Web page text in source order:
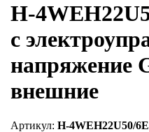
H-
с
напряжение
внешние
Артикул:H-4WEH22U50/